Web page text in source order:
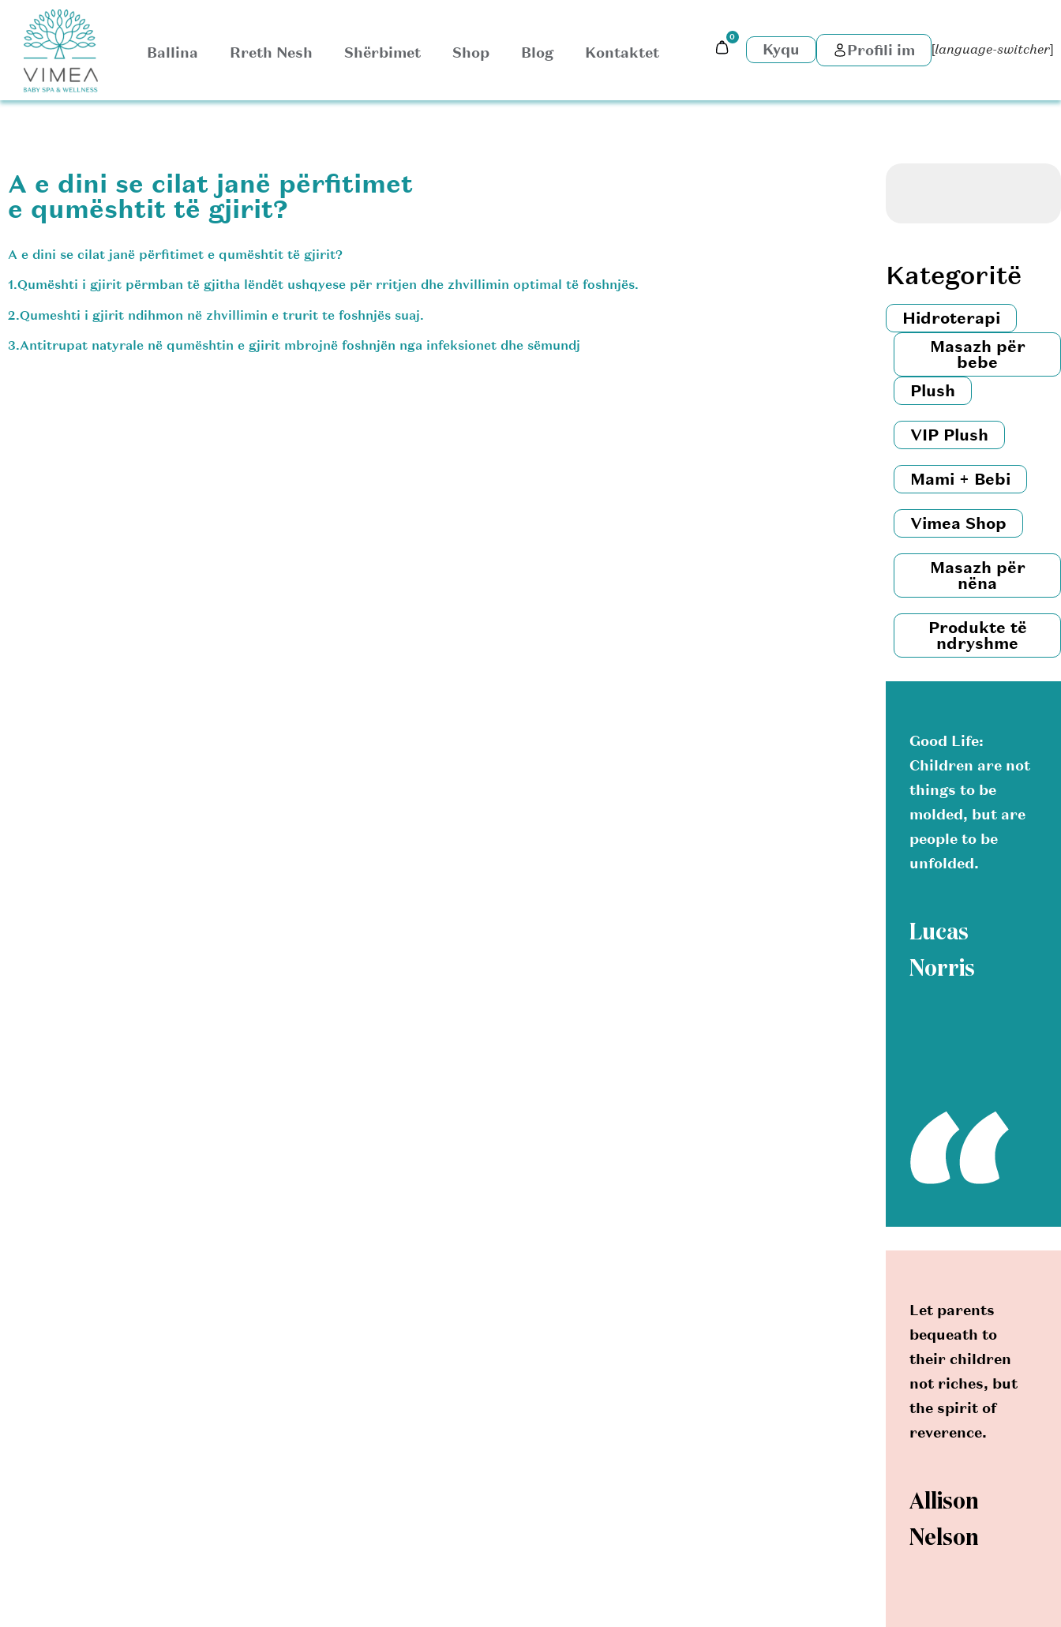
Ballina Rreth Nesh Shërbimet Shop Blog Kontaktet
0
Kyqu Profili im [language-switcher]
A e dini se cilat janë përfitimet
e qumështit të gjirit?
A e dini se cilat janë përfitimet e qumështit të gjirit?
1.Qumështi i gjirit përmban të gjitha lëndët ushqyese për rritjen dhe zhvillimin optimal të foshnjës.
2.Qumeshti i gjirit ndihmon në zhvillimin e trurit te foshnjës suaj.
3.Antitrupat natyrale në qumështin e gjirit mbrojnë foshnjën nga infeksionet dhe sëmundj
Kategoritë
Hidroterapi
Masazh për
bebe
Plush
VIP Plush
Mami + Bebi
Vimea Shop
Masazh për
nëna
Produkte të
ndryshme
Good Life:
Children are not
things to be
molded, but are
people to be
unfolded.
Lucas
Norris
Let parents
bequeath to
their children
not riches, but
the spirit of
reverence.
Allison
Nelson